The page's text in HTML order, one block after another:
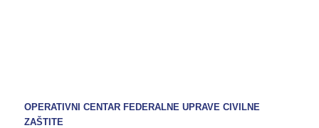
OPERATIVNI CENTAR FEDERALNE UPRAVE CIVILNE
ZAŠTITE